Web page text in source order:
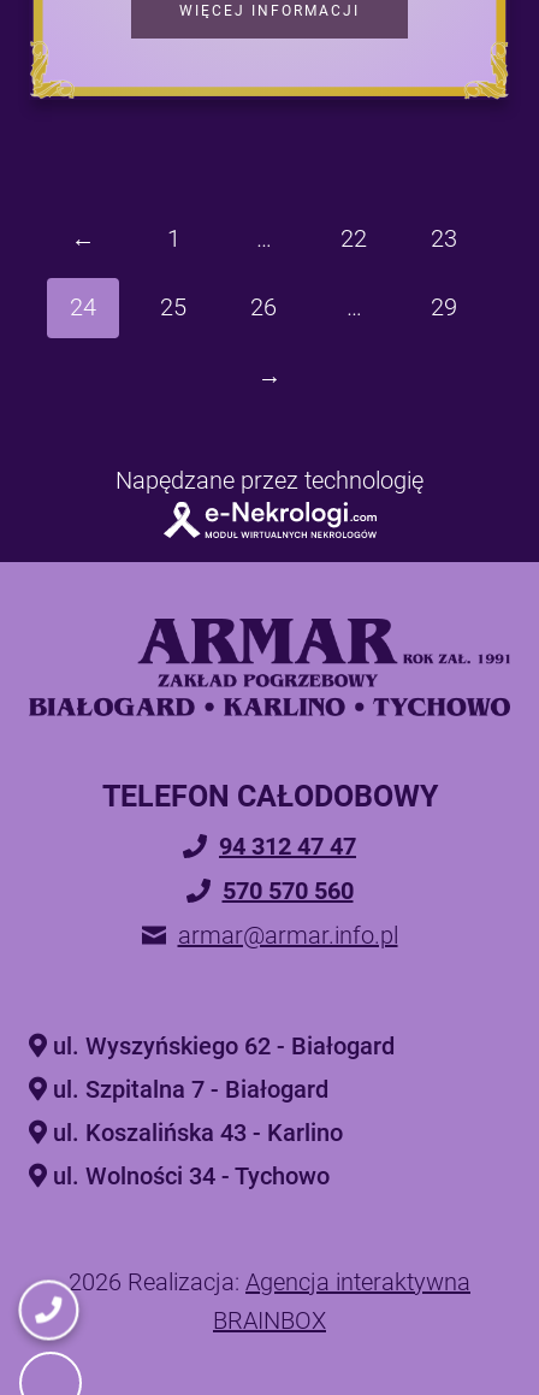
WIĘCEJ INFORMACJI
← 1 … 22 23
24 25 26 … 29
→
Napędzane przez technologię
TELEFON CAŁODOBOWY
94 312 47 47
570 570 560
armar@armar.info.pl
ul. Wyszyńskiego 62 - Białogard
ul. Szpitalna 7 - Białogard
ul. Koszalińska 43 - Karlino
ul. Wolności 34 - Tychowo
2026 Realizacja: Agencja interaktywna
BRAINBOX